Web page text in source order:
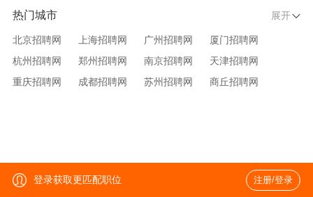
热门城市 展开
北京招聘网 上海招聘网 广州招聘网
厦门招聘网
杭州招聘网
郑州招聘网 南京招聘网
天津招聘网
重庆招聘网
成都招聘网 苏州招聘网
商丘招聘网
登录获取更匹配职位 注册/登录